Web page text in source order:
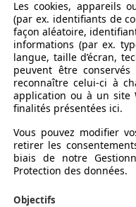
Les cookies, appareils
(par ex. identifiants de
façon aléatoire,
informations (par ex.
langue, taille d’écran,
peuvent être
reconnaître celui-ci à
application ou à un site
finalités présentées ici.
Vous pouvez modifier
retirer les
biais de notre
Protection des données.
Objectifs